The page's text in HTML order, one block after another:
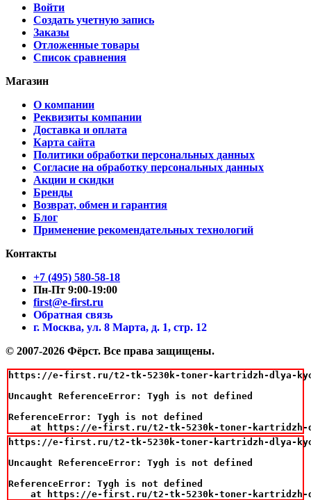
Войти
Создать учетную запись
Заказы
Отложенные товары
Список сравнения
Магазин
О компании
Реквизиты компании
Доставка и оплата
Карта сайта
Политики обработки персональных данных
Согласие на обработку персональных данных
Акции и скидки
Бренды
Возврат, обмен и гарантия
Блог
Применение рекомендательных технологий
Контакты
+7 (495) 580-58-18
Пн-Пт 9:00-19:00
first@e-first.ru
Обратная связь
г. Москва, ул. 8 Марта, д. 1, стр. 12
© 2007-2026 Фёрст. Все права защищены.
https://e-first.ru/t2-tk-5230k-toner-kartridzh-dlya-
Uncaught ReferenceError: Tygh is not defined
ReferenceError: Tygh is not defined
at https://e-first.ru/t2-tk-5230k-toner-
https://e-first.ru/t2-tk-5230k-toner-kartridzh-dlya-
Uncaught ReferenceError: Tygh is not defined
ReferenceError: Tygh is not defined
at https://e-first.ru/t2-tk-5230k-toner-